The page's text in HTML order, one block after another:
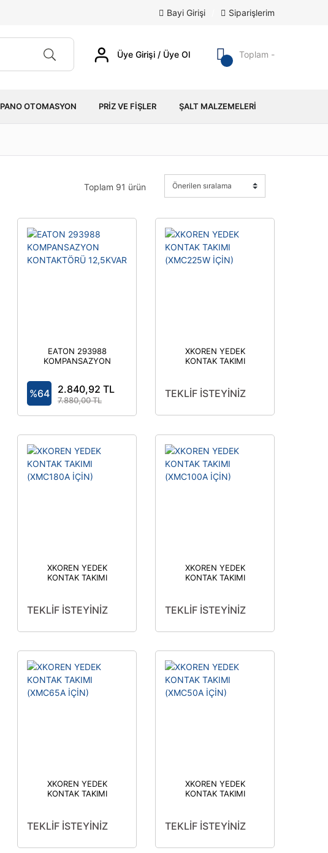
Bayi Girişi Siparişlerim
Üye Girişi / Üye Ol Toplam -
PANO OTOMASYON PRIZ VE FIŞLER ŞALT MALZEMELERI
Toplam 91 ürün
EATON 293988
KOMPANSAZYON
%64 2.840,92 TL
7.880,00 TL
XKOREN YEDEK
KONTAK TAKIMI
TEKLİF İSTEYİNİZ
XKOREN YEDEK
KONTAK TAKIMI
TEKLİF İSTEYİNİZ
XKOREN YEDEK
KONTAK TAKIMI
TEKLİF İSTEYİNİZ
XKOREN YEDEK
KONTAK TAKIMI
TEKLİF İSTEYİNİZ
XKOREN YEDEK
KONTAK TAKIMI
TEKLİF İSTEYİNİZ